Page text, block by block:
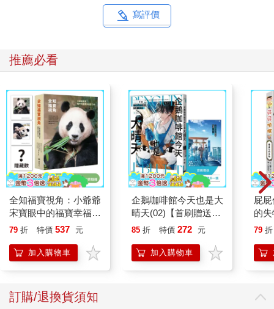
寫評價
推薦必看
全知福寶視角：小爺爺
宋寶眼中的福寶幸福肥
日常（首刷限量贈：拍
79 折 特價 537 元
加入購物車
企鵝咖啡館今天也是大
晴天(02)【首刷贈送
「謹賀新年」收藏卡】
85 折 特價 272 元
加入購物車
屁
的
79 折
訂購/退換貨須知